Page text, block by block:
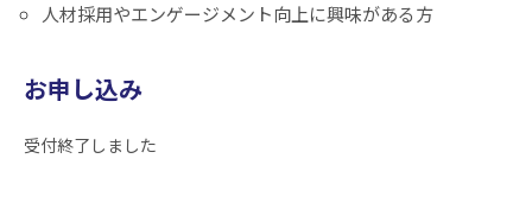
人材採用やエンゲージメント向上に興味がある方
お申し込み
受付終了しました